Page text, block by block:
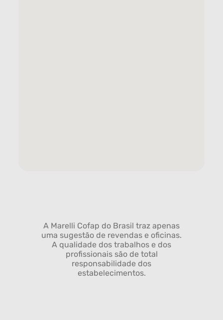
A Marelli Cofap do Brasil traz apenas
uma sugestão de revendas e oficinas.
A qualidade dos trabalhos e dos
profissionais são de total
responsabilidade dos
estabelecimentos.